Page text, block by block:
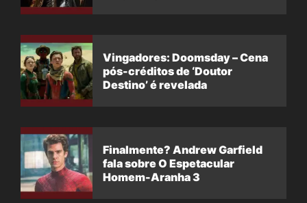
Vingadores: Doomsday – Cena
pós-créditos de ‘Doutor
Destino’ é revelada
Finalmente? Andrew Garfield
fala sobre O Espetacular
Homem-Aranha 3